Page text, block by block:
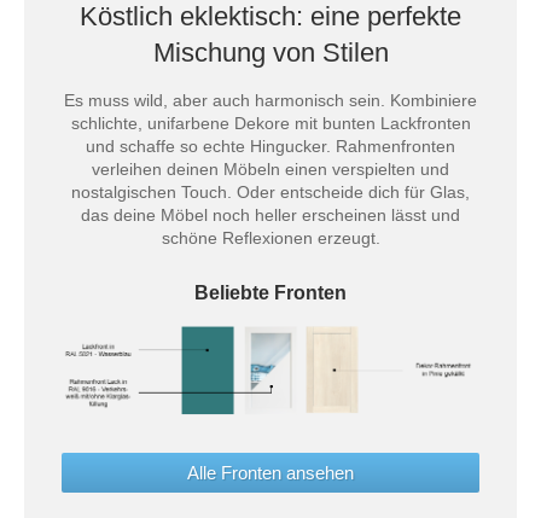
Köstlich eklektisch: eine perfekte
Mischung von Stilen
Es muss wild, aber auch harmonisch sein. Kombiniere
schlichte, unifarbene Dekore mit bunten Lackfronten
und schaffe so echte Hingucker. Rahmenfronten
verleihen deinen Möbeln einen verspielten und
nostalgischen Touch. Oder entscheide dich für Glas,
das deine Möbel noch heller erscheinen lässt und
schöne Reflexionen erzeugt.
Beliebte Fronten
Alle Fronten ansehen